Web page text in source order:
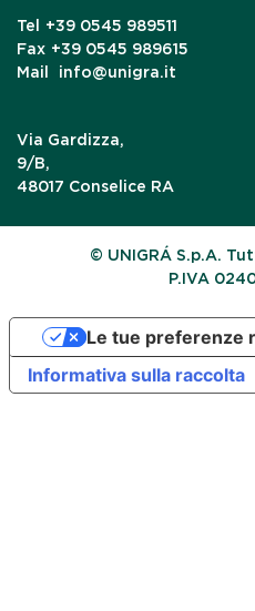
Tel
+39 0545 989511
Fax +39 0545 989615
Mail
info@unigra.it
Via Gardizza,
9/B,
48017 Conselice RA
© UNIGRÁ S.p.A.
P.IVA
Informativa sulla raccolta
Le tue preferenze